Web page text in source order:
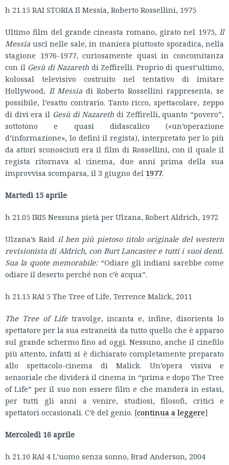
h 21.15 RAI STORIA Il Messia, Roberto Rossellini, 1975
Ultimo film del grande cineasta romano, girato nel 1975, Il
Messia uscì nelle sale, in maniera piuttosto sporadica, nella
stagione 1976-1977, curiosamente quasi in concomitanza
con il Gesù di Nazareth di Zeffirelli. Proprio di quest’ultimo,
kolossal televisivo costruito nel tentativo di imitare
Hollywood, Il Messia di Roberto Rossellini rappresenta, se
possibile, l’esatto contrario. Tanto ricco, spettacolare, zeppo
di divi era il Gesù di Nazareth di Zeffirelli, quanto “povero”,
sottotono e quasi didascalico («un’operazione
d’informazione», lo definì il regista), interpretato per lo più
da attori sconosciuti era il film di Rossellini, con il quale il
regista ritornava al cinema, due anni prima della sua
improvvisa scomparsa, il 3 giugno del 1977.
Martedì 15 aprile
h 21.05 IRIS Nessuna pietà per Ulzana, Robert Aldrich, 1972
Ulzana’s Raid il ben più pietoso titolo originale del western
revisionista di Aldrich, con Burt Lancaster e tutti i suoi denti.
Sua la quote memorabile:“Odiare gli indiani sarebbe come
odiare il deserto perché non c’è acqua”.
h 21.15 RAI 5 The Tree of Life, Terrence Malick, 2011
The Tree of Lifetravolge, incanta e, infine, disorienta lo
spettatore per la sua estraneità da tutto quello che è apparso
sul grande schermo fino ad oggi. Nessuno, anche il cinefilo
più attento, infatti si è dichiarato completamente preparato
allo spettacolo-cinema di Malick. Un’opera visiva e
sensoriale che dividerà il cinema in “prima e dopo The Tree
of Life” per il suo non essere film e che manderà in estasi,
per tutti gli anni a venire, studiosi, filosofi, critici e
spettatori occasionali. C’è del genio. [continua a leggere]
Mercoledì 16 aprile
h 21.10 RAI 4 L’uomo senza sonno, Brad Anderson, 2004